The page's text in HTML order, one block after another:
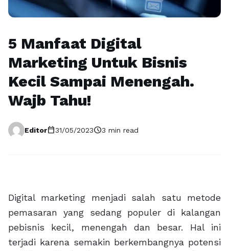
5 Manfaat Digital
Marketing Untuk Bisnis
Kecil Sampai Menengah.
Wajb Tahu!
Editorcalendar_today31/05/2023schedule3 min read
Digital marketing menjadi salah satu metode
pemasaran yang sedang populer di kalangan
pebisnis kecil, menengah dan besar. Hal ini
terjadi karena semakin berkembangnya potensi